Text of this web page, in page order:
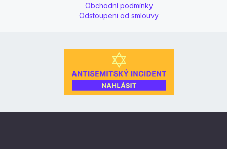
Obchodní podmínky
Odstoupeni od smlouvy